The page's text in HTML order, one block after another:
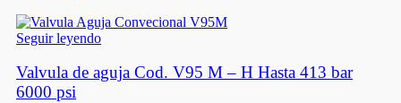
Seguir leyendo
Valvula de aguja Cod. V95 M – H Hasta 413 bar
6000 psi